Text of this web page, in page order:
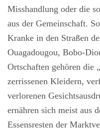
Misshandlung oder die
aus der Gemeinschaft.
Kranke in den Straßen
Ouagadougou, Bobo-
Ortschaften gehören die
zerrissenen Kleidern,
verlorenen
ernähren sich meist aus
Essensresten der